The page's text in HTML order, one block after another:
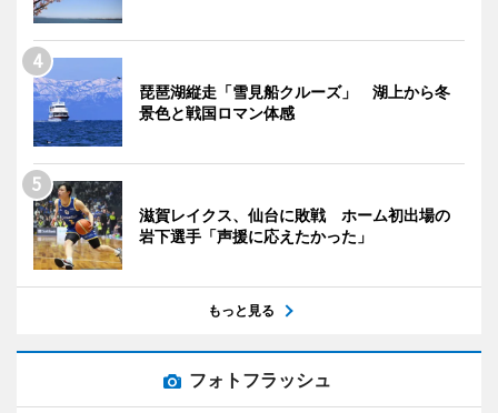
琵琶湖縦走「雪見船クルーズ」 湖上から冬
景色と戦国ロマン体感
滋賀レイクス、仙台に敗戦 ホーム初出場の
岩下選手「声援に応えたかった」
もっと見る
フォトフラッシュ